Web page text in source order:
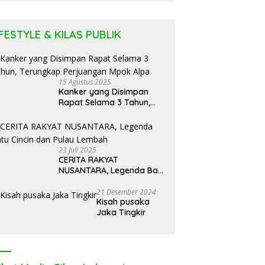
& KILAS PUBLIK
15 Agustus 2025
Kanker yang Disimpan
Rapat Selama 3 Tahun,
Mpok Alpa
23 Juli 2025
CERITA RAKYAT
NUSANTARA, Legenda Batu
21 Desember 2024
Kisah pusaka
Jaka Tingkir